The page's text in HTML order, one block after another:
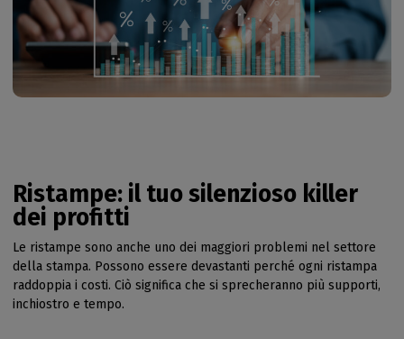
Ristampe: il tuo silenzioso killer
dei profitti
Le ristampe sono anche uno dei maggiori problemi nel settore
della stampa. Possono essere devastanti perché ogni ristampa
raddoppia i costi. Ciò significa che si sprecheranno più supporti,
inchiostro e tempo.